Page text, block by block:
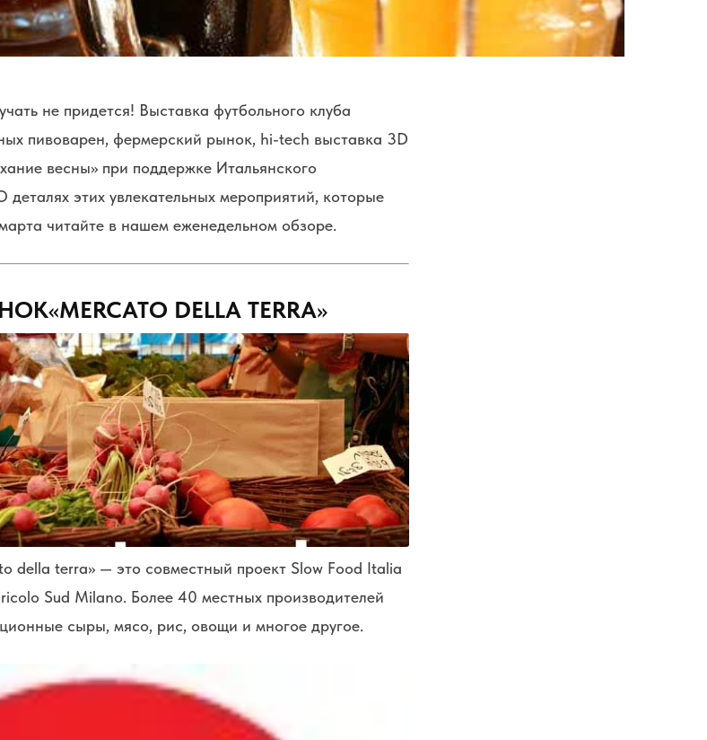
не придется! Выставка футбольного клуба
пивоварен, фермерский рынок, hi-tech выставка 3D
весны» при поддержке Итальянского
деталях этих увлекательных мероприятий, которые
читайте в нашем еженедельном обзоре.
«MERCATO DELLA TERRA»
della terra» — это совместный проект Slow Food Italia
Sud Milano. Более 40 местных производителей
сыры, мясо, рис, овощи и многое другое.